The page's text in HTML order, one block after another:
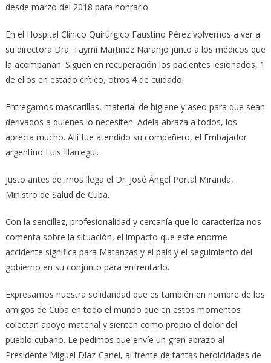
desde marzo del 2018 para honrarlo.
En el Hospital Clínico Quirúrgico Faustino Pérez volvemos a ver a
su directora Dra. Taymí Martinez Naranjo junto a los médicos que
la acompañan. Siguen en recuperación los pacientes lesionados, 1
de ellos en estado crítico, otros 4 de cuidado.
Entregamos mascarillas, material de higiene y aseo para que sean
derivados a quienes lo necesiten. Adela abraza a todos, los
aprecia mucho. Allí fue atendido su compañero, el Embajador
argentino Luis Illarregui.
Justo antes de irnos llega el Dr. José Ángel Portal Miranda,
Ministro de Salud de Cuba.
Con la sencillez, profesionalidad y cercanía que lo caracteriza nos
comenta sobre la situación, el impacto que este enorme
accidente significa para Matanzas y el país y el seguimiento del
gobierno en su conjunto para enfrentarlo.
Expresamos nuestra solidaridad que es también en nombre de los
amigos de Cuba en todo el mundo que en estos momentos
colectan apoyo material y sienten como propio el dolor del
pueblo cubano. Le pedimos que envíe un gran abrazo al
Presidente Miguel Díaz-Canel, al frente de tantas heroicidades de